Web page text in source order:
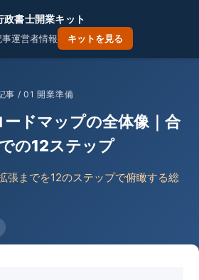
政書士開業キット
事運営者情報 キットを見る
事 / 01 開業準備
ードマップの全体像｜合
の12ステップ
張までを12のステップで俯瞰する総